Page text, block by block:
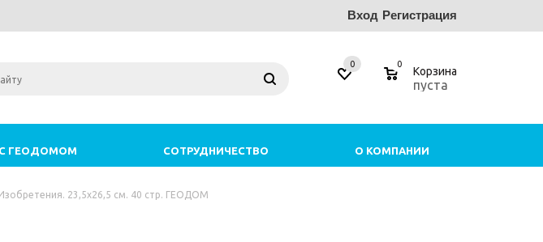
Вход Регистрация
0 0
Корзина
пуста
ГЕОДОМОМ СОТРУДНИЧЕСТВО О КОМПАНИИ
23,5x26,5 см. 40 стр. ГЕОДОМ